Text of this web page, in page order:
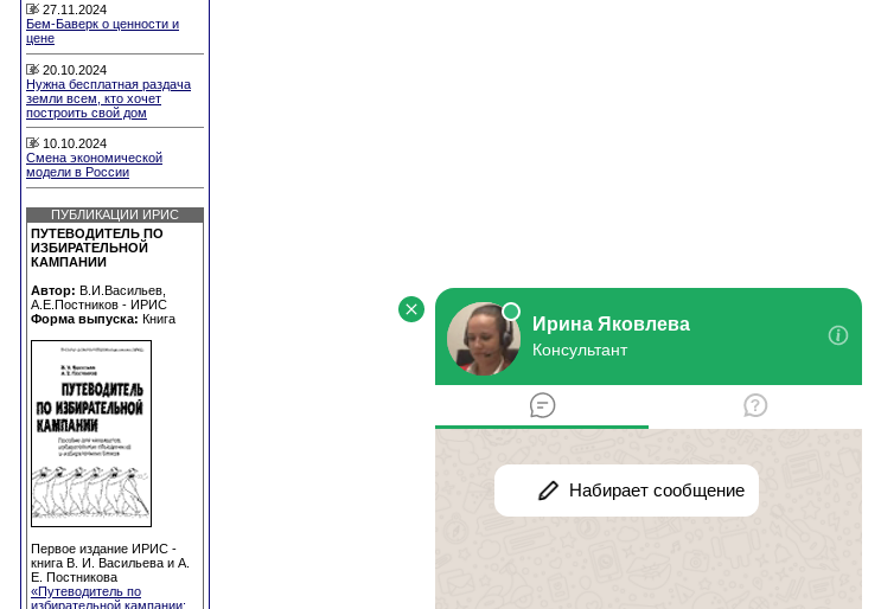
27.11.2024
Бем-Баверк о ценности и
цене
20.10.2024
Нужна бесплатная раздача
земли всем, кто хочет
построить свой дом
10.10.2024
Смена экономической
модели в России
ПУБЛИКАЦИИ ИРИС
ПУТЕВОДИТЕЛЬ ПО
ИЗБИРАТЕЛЬНОЙ
КАМПАНИИ
Автор: В.И.Васильев,
А.Е.Постников - ИРИС
Форма выпуска: Книга
Первое издание ИРИС -
книга В. И. Васильева и А.
Е. Постникова
«Путеводитель по
избирательной кампании: